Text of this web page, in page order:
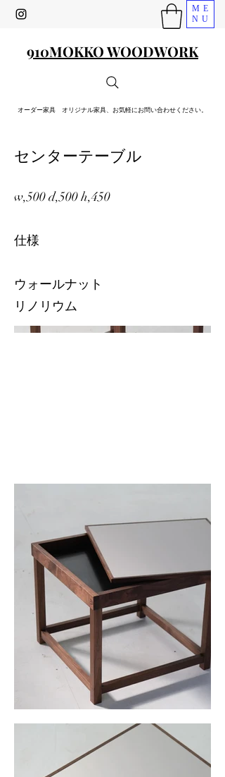
ME
NU
910MOKKO WOODWORK
オーダー家具 オリジナル家具、お気軽にお問い合わせください。
センターテーブル
w,500 d,500 h,450
仕様
ウォールナット
リノリウム